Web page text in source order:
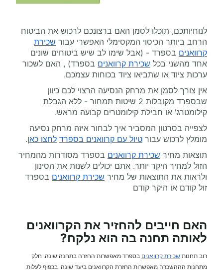
לנוחיותכם, תוכלו לסמן האם ברצונכם לרכוש את הביטוח
הרחב ביותר הכיסוי המקסימלי האפשרי עבור שכירת
קרוואנים בספרד - (אבל שימו לב שיש ביטוחים שונים
אחד מהשני בכל שכירת קרוואנים בספרד) , האם לשכור
ערכות ציוד או שתביאו ציוד בכוחות עצמכם.
אין צורך לסמן את מרחק הנסיעה הרצוי לכם כיוון
שבספרד מקובלות 2 שיטות תמחור - ללא הגבלת
קילומטרג' או חבילת קילומטרים קבועה מראש.
לצפייה בסרטון המסביר איך לבחור איזה מרחק נסיעה
מומלץ לרכוש עבור טיול עם קרוואנים בספרד לחצו כאן.
תוצאות מחיר שכירת קרוואנים בספרד מסודרות מהמחיר
הזול למחיר היקר יותר. אתם יכולים לשנות את הסינון
ולראות את התוצאות של מחיר שכירת קרוואנים בספרד
זול קודם או היקר קודם
האם חייבים להחזיר את הקרוואנים
לאותה תחנה בה הוא נלקח?
רוב תחנותשכירת קרוואנים בספרד מאפשרות החזרה בתחנה שונה. חלק
מתחנות הההשכרה מאפשרות החזרת הקרוואנים ביעד שונה בכפוף לעלות